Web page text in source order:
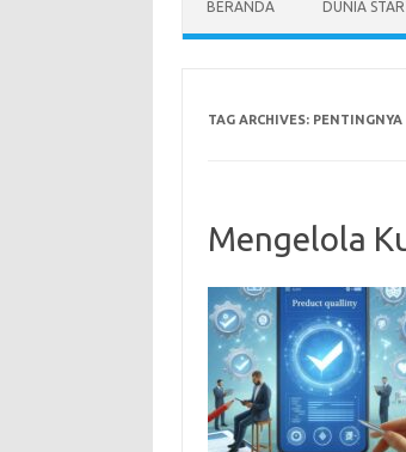
BERANDA DUNIA
TAG ARCHIVES: PENTINGNYA
Mengelola